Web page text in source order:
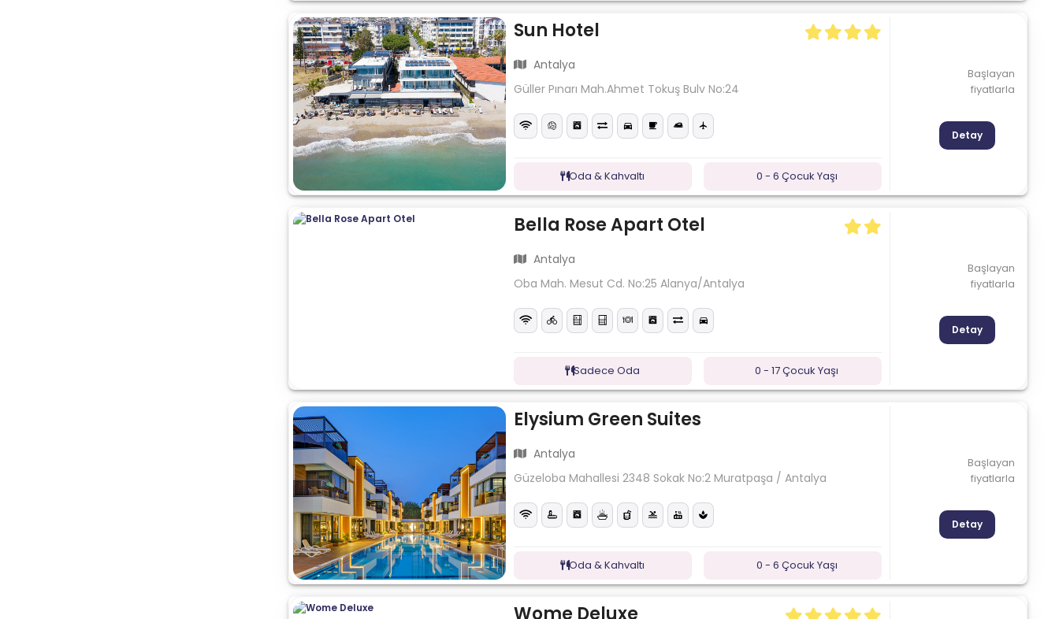
Sun Hotel
Antalya
Güller Pınarı Mah.Ahmet Tokuş Bulv No:24
Oda & Kahvaltı 0 - 6 Çocuk Yaşı
Başlayan
fiyatlarla
Detay
Bella Rose Apart Otel
Antalya
Oba Mah. Mesut Cd. No:25 Alanya/Antalya
Sadece Oda 0 - 17 Çocuk Yaşı
Başlayan
fiyatlarla
Detay
Elysium Green Suites
Antalya
Güzeloba Mahallesi 2348 Sokak No:2 Muratpaşa / Antalya
Oda & Kahvaltı 0 - 6 Çocuk Yaşı
Başlayan
fiyatlarla
Detay
Wome Deluxe